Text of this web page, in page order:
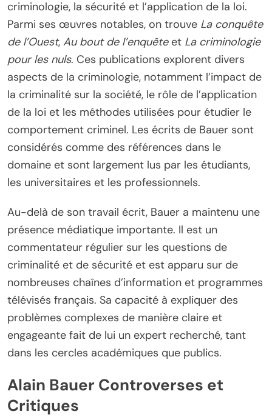
criminologie, la sécurité et l’application de la loi.
Parmi ses œuvres notables, on trouve La conquête
de l’Ouest, Au bout de l’enquêteet La criminologie
pour les nuls. Ces publications explorent divers
aspects de la criminologie, notamment l’impact de
la criminalité sur la société, le rôle de l’application
de la loi et les méthodes utilisées pour étudier le
comportement criminel. Les écrits de Bauer sont
considérés comme des références dans le
domaine et sont largement lus par les étudiants,
les universitaires et les professionnels.
Au-delà de son travail écrit, Bauer a maintenu une
présence médiatique importante. Il est un
commentateur régulier sur les questions de
criminalité et de sécurité et est apparu sur de
nombreuses chaînes d’information et programmes
télévisés français. Sa capacité à expliquer des
problèmes complexes de manière claire et
engageante fait de lui un expert recherché, tant
dans les cercles académiques que publics.
Alain Bauer Controverses et
Critiques